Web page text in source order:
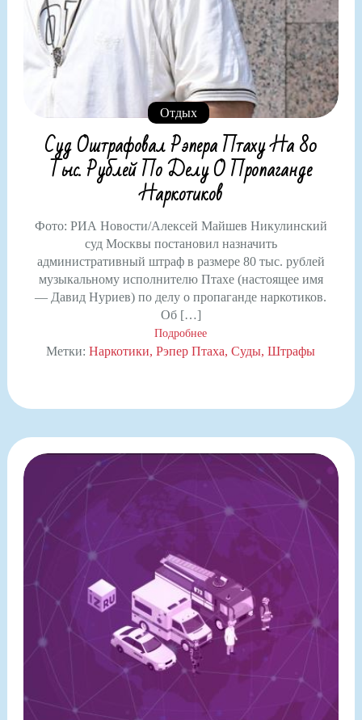
Отдых
Суд Оштрафовал Рэпера Птаху На 80
Тыс. Рублей По Делу О Пропаганде
Наркотиков
Фото: РИА Новости/Алексей Майшев Никулинский
суд Москвы постановил назначить
административный штраф в размере 80 тыс. рублей
музыкальному исполнителю Птахе (настоящее имя
— Давид Нуриев) по делу о пропаганде наркотиков.
Об […]
Подробнее
Метки:Наркотики Рэпер Птаха Суды Штрафы